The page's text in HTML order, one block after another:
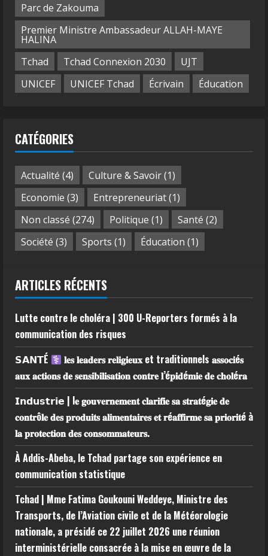
Parc de Zakouma
Premier Ministre Ambassadeur ALLAH-MAYE
HALINA
Tchad
Tchad Connexion 2030
UJT
UNICEF
UNICEF Tchad Écrivain Éducation
CATÉGORIES
Actualité (4) Culture & Savoir(1)
Economie (3) Entrepreneuriat(1)
Non classé (274) Politique (1) Santé (2)
Société (3) Sports (1) Éducation (1)
ARTICLES RÉCENTS
Lutte contre le choléra | 300 U-Reporters formés à la
communication des risques
𝗦𝗔𝗡𝗧É
𝐥𝐞𝐬 𝐥𝐞𝐚𝐝𝐞𝐫𝐬 𝐫𝐞𝐥𝐢𝐠𝐢𝐞𝐮𝐱 et traditionnels 𝐚𝐬𝐬𝐨𝐜𝐢é𝐬
𝐚𝐮𝐱 𝐚𝐜𝐭𝐢𝐨𝐧𝐬 𝐝𝐞 𝐬𝐞𝐧𝐬𝐢𝐛𝐢𝐥𝐢𝐬𝐚𝐭𝐢𝐨𝐧 𝐜𝐨𝐧𝐭𝐫𝐞 𝐥’é𝐩𝐢𝐝é𝐦𝐢𝐞 𝐝𝐞 𝐜𝐡𝐨𝐥é𝐫𝐚
𝗜𝗻𝗱𝘂𝘀𝘁𝗿𝗶𝗲 | l𝐞 𝐠𝐨𝐮𝐯𝐞𝐫𝐧𝐞𝐦𝐞𝐧𝐭 𝐜𝐥𝐚𝐫𝐢𝐟𝐢𝐞 𝐬𝐚 𝐬𝐭𝐫𝐚𝐭é𝐠𝐢𝐞 𝐝𝐞
𝐜𝐨𝐧𝐭𝐫ô𝐥𝐞 𝐝𝐞𝐬 𝐩𝐫𝐨𝐝𝐮𝐢𝐭𝐬 𝐚𝐥𝐢𝐦𝐞𝐧𝐭𝐚𝐢𝐫𝐞𝐬 𝐞𝐭 𝐫é𝐚𝐟𝐟𝐢𝐫𝐦𝐞 𝐬𝐚 𝐩𝐫𝐢𝐨𝐫𝐢𝐭é à
𝐥𝐚 𝐩𝐫𝐨𝐭𝐞𝐜𝐭𝐢𝐨𝐧 𝐝𝐞𝐬 𝐜𝐨𝐧𝐬𝐨𝐦𝐦𝐚𝐭𝐞𝐮𝐫𝐬.
À Addis-Abeba, le Tchad partage son expérience en
communication statistique
Tchad | Mme Fatima Goukouni Weddeye, Ministre des
Transports, de l’Aviation civile et de la Météorologie
nationale, a présidé ce 22 juillet 2026 une réunion
interministérielle consacrée à la mise en œuvre de la